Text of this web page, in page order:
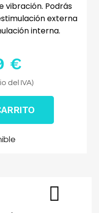
vibración. Podrás
externa
interna.
€
del IVA)